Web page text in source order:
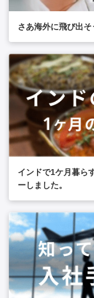
さあ海外に飛び出
インドで1ケ月暮ら
ーしました。